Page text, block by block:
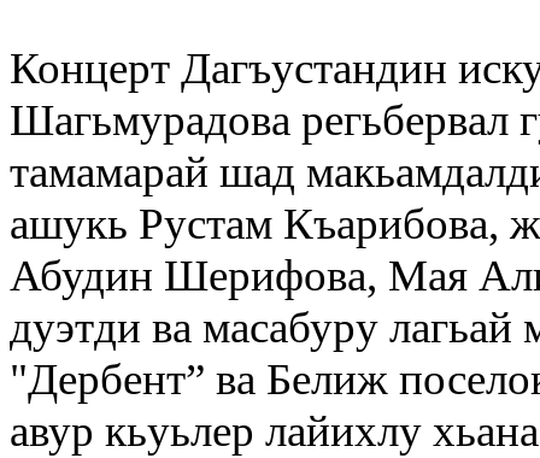
Концерт Дагъустандин
Шагьмурадова регьбервал
тамамарай шад
ашукь Рустам Къарибова,
Абудин Шерифова, Мая
дуэтди ва масабуру
"Дербент” ва Белиж
авур кьуьлер лайихлу